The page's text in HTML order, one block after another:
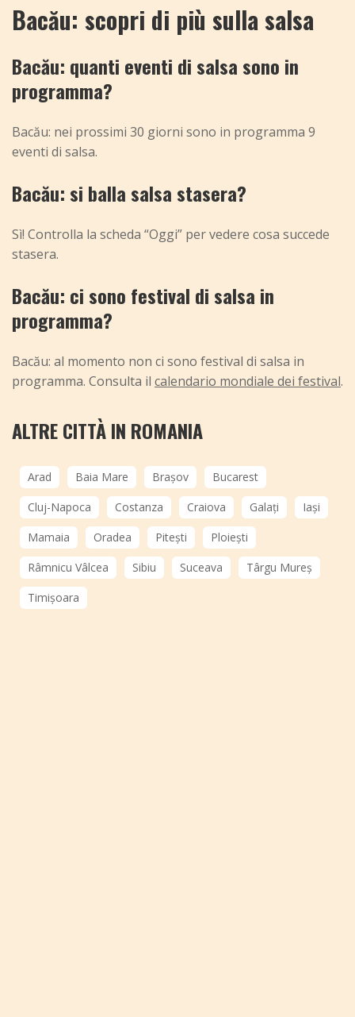
Bacău: scopri di più sulla salsa
Bacău: quanti eventi di salsa sono in
programma?
Bacău: nei prossimi 30 giorni sono in programma 9
eventi di salsa.
Bacău: si balla salsa stasera?
Sì! Controlla la scheda “Oggi” per vedere cosa succede
stasera.
Bacău: ci sono festival di salsa in
programma?
Bacău: al momento non ci sono festival di salsa in
programma. Consulta il calendario mondiale dei festival.
ALTRE CITTÀ IN ROMANIA
Arad Baia Mare Brașov
Bucarest
Cluj-Napoca
Costanza Craiova Galați
Iași
Mamaia
Oradea Pitești
Ploiești
Râmnicu Vâlcea
Sibiu Suceava
Târgu Mureș
Timișoara